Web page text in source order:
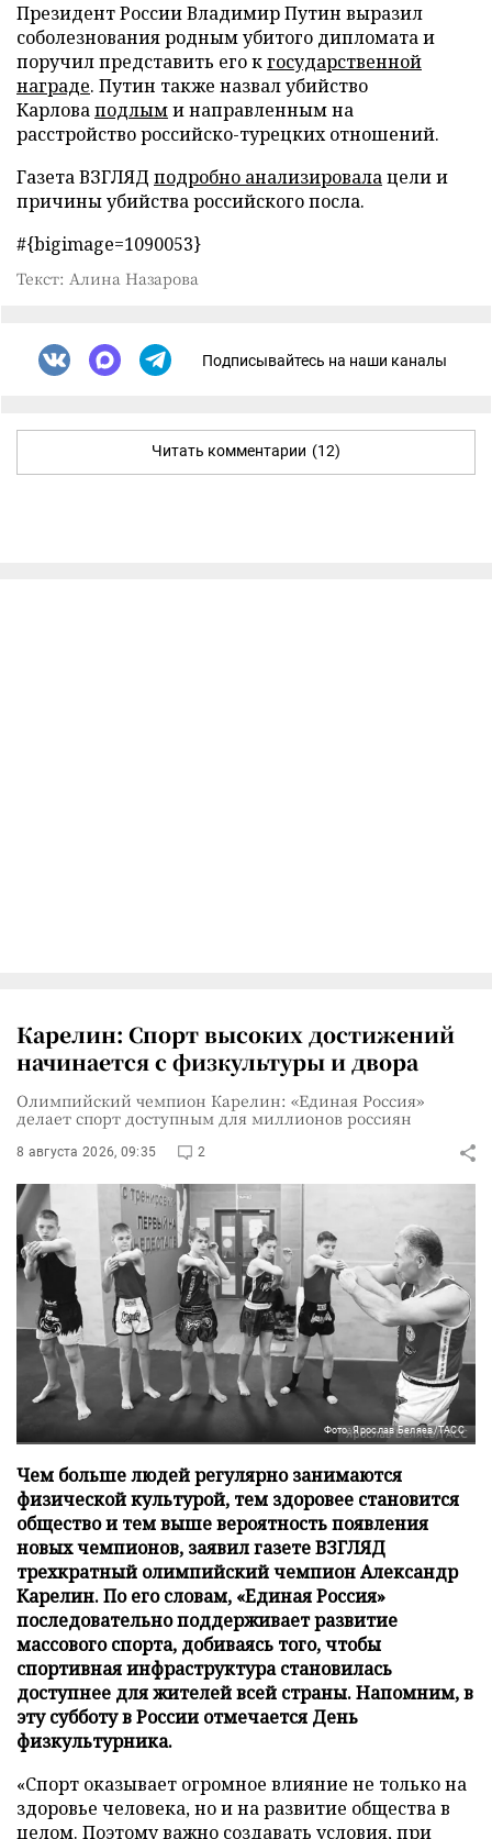
Президент России Владимир Путин выразил
соболезнования родным убитого дипломата и
поручил представить его кгосударственной
награде. Путин также назвал убийство
Карловаподлыми направленным на
расстройство российско-турецких отношений.
Газета ВЗГЛЯД подробно анализировалацели и
причины убийства российского посла.
#{bigimage=1090053}
Текст: Алина Назарова
Подписывайтесь на наши каналы
Читать комментарии (12)
Карелин: Спорт высоких достижений
начинается с физкультуры и двора
Олимпийский чемпион Карелин: «Единая Россия»
делает спорт доступным для миллионов россиян
8 августа 2026, 09:35 2
Фото: Ярослав Беляев/ТАСС
Чем больше людей регулярно занимаются
физической культурой, тем здоровее становится
общество и тем выше вероятность появления
новых чемпионов, заявил газете ВЗГЛЯД
трехкратный олимпийский чемпион Александр
Карелин. По его словам, «Единая Россия»
последовательно поддерживает развитие
массового спорта, добиваясь того, чтобы
спортивная инфраструктура становилась
доступнее для жителей всей страны. Напомним, в
эту субботу в России отмечается День
физкультурника.
«Спорт оказывает огромное влияние не только на
здоровье человека, но и на развитие общества в
целом. Поэтому важно создавать условия, при